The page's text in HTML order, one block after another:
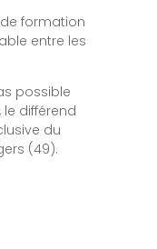
formation
entre les
possible
le différend
du
(49).